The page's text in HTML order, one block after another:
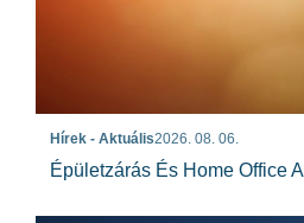
Hírek - Aktuális2026. 08. 06.
Épületzárás És Home Office